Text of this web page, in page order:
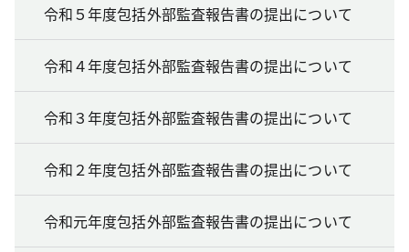
令和５年度包括外部監査報告書の提出について
令和４年度包括外部監査報告書の提出について
令和３年度包括外部監査報告書の提出について
令和２年度包括外部監査報告書の提出について
令和元年度包括外部監査報告書の提出について